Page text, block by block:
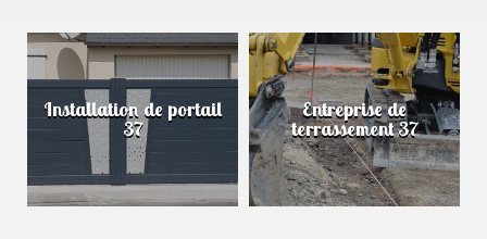
Installation de portail
37
Entreprise de
terrassement 37